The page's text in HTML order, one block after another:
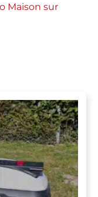
Maison sur